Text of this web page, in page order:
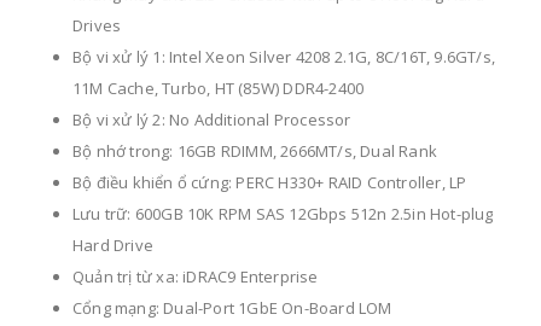
Drives
Bộ vi xử lý 1: Intel Xeon Silver 4208 2.1G, 8C/16T, 9.6GT/s,
11M Cache, Turbo, HT (85W) DDR4-2400
Bộ vi xử lý 2: No Additional Processor
Bộ nhớ trong: 16GB RDIMM, 2666MT/s, Dual Rank
Bộ điều khiển ổ cứng: PERC H330+ RAID Controller, LP
Lưu trữ: 600GB 10K RPM SAS 12Gbps 512n 2.5in Hot-plug
Hard Drive
Quản trị từ xa: iDRAC9 Enterprise
Cổng mạng: Dual-Port 1GbE On-Board LOM